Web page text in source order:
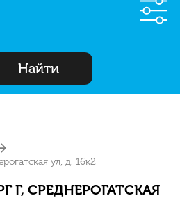
Найти
ул, д. 16к2
Г, СРЕДНЕРОГАТСКАЯ